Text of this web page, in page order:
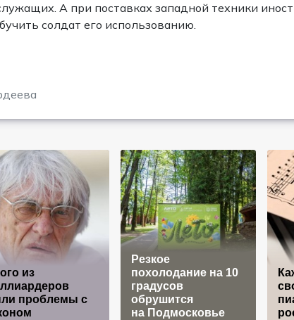
А при поставках западной техники
солдат его использованию.
из
проблемы с
Резкое
похолодание на 10
градусов
обрушится
на Подмосковье